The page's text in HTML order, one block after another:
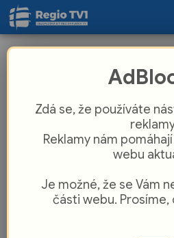
Zdá se, že používáte
Reklamy nám
webu
Je možné, že se Vám
části webu.